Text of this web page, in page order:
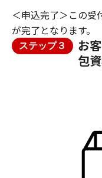
＜申込完了＞この受
が完了となります。
ステップ３
お
包